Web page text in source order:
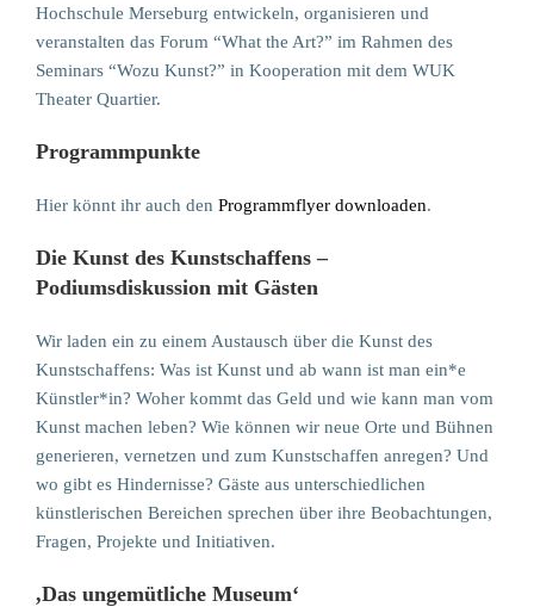
Hochschule Merseburg entwickeln, organisieren und
veranstalten das Forum “What the Art?” im Rahmen des
Seminars “Wozu Kunst?” in Kooperation mit dem WUK
Theater Quartier.
Programmpunkte
Hier könnt ihr auch den Programmflyer downloaden.
Die Kunst des Kunstschaffens –
Podiumsdiskussion mit Gästen
Wir laden ein zu einem Austausch über die Kunst des
Kunstschaffens: Was ist Kunst und ab wann ist man ein*e
Künstler*in? Woher kommt das Geld und wie kann man vom
Kunst machen leben? Wie können wir neue Orte und Bühnen
generieren, vernetzen und zum Kunstschaffen anregen? Und
wo gibt es Hindernisse? Gäste aus unterschiedlichen
künstlerischen Bereichen sprechen über ihre Beobachtungen,
Fragen, Projekte und Initiativen.
,Das ungemütliche Museum‘